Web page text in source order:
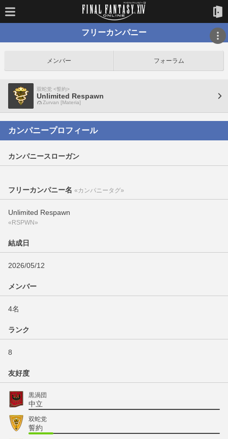
フリーカンパニー
メンバー フォーラム
双蛇党 <誓約>
Unlimited Respawn
Zurvan [Materia]
カンパニープロフィール
カンパニースローガン
フリーカンパニー名 «カンパニータグ»
Unlimited Respawn
«RSPWN»
結成日
2026/05/12
メンバー
4名
ランク
8
友好度
黒渦団
中立
双蛇党
誓約